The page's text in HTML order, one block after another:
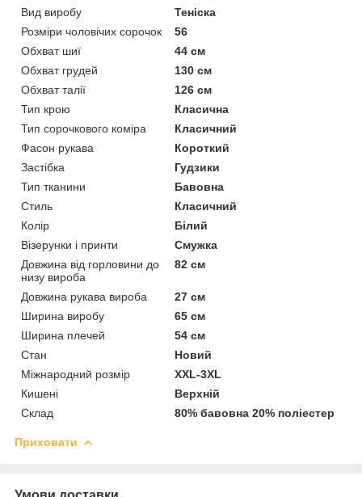
Вид виробу
Теніска
Розміри чоловічих сорочок
56
Обхват шиї
44 см
Обхват грудей
130 см
Обхват талії
126 см
Тип крою
Класична
Тип сорочкового коміра
Класичний
Фасон рукава
Короткий
Застібка
Гудзики
Тип тканини
Бавовна
Стиль
Класичний
Колір
Білий
Візерунки і принти
Смужка
Довжина від горловини до
низу вироба
82 см
Довжина рукава вироба
27 см
Ширина виробу
65 см
Ширина плечей
54 см
Стан
Новий
Міжнародний розмір
XXL-3XL
Кишені
Верхній
Склад
80% бавовна 20% поліестер
Приховати